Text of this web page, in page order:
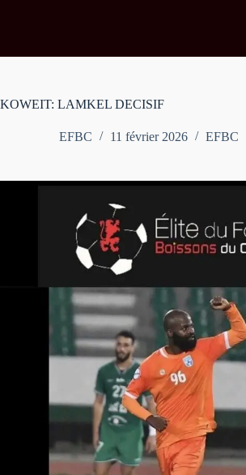
KOWEIT: LAMKEL DECISIF
EFBC 11 février 2026 EFBC